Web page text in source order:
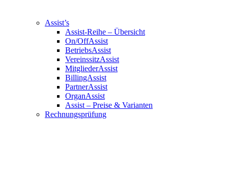
Assist’s
Assist-Reihe – Übersicht
On/OffAssist
BetriebsAssist
VereinssitzAssist
MitgliederAssist
BillingAssist
PartnerAssist
OrganAssist
Assist – Preise & Varianten
Rechnungsprüfung